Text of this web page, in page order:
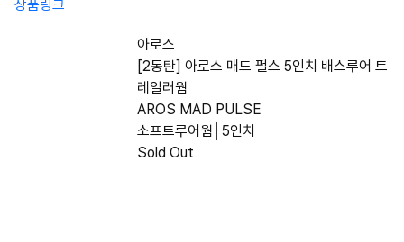
상품링크
아로스
[2동탄] 아로스 매드 펄스 5인치 배스루어 트
레일러웜
AROS MAD PULSE
소프트루어웜│5인치
Sold Out